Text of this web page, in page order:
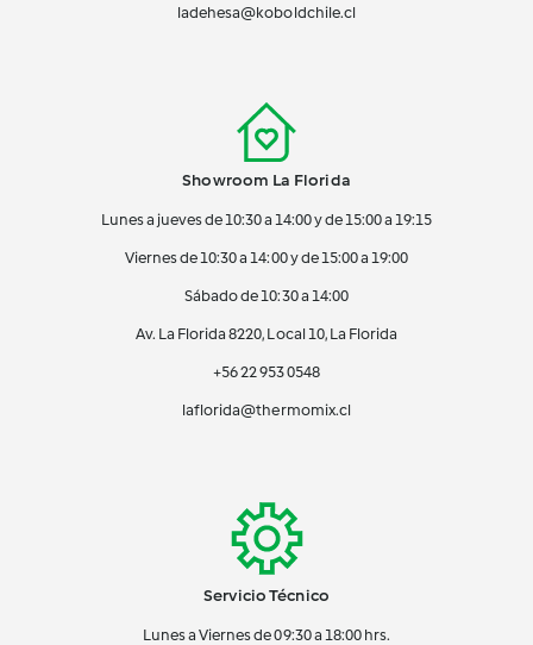
ladehesa@koboldchile.cl
Showroom La Florida
Lunes a jueves de 10:30 a 14:00 y de 15:00 a 19:15
Viernes de 10:30 a 14:00 y de 15:00 a 19:00
Sábado de 10:30 a 14:00
Av. La Florida 8220, Local 10, La Florida
+56 22 953 0548
laflorida@thermomix.cl
Servicio Técnico
Lunes a Viernes de 09:30 a 18:00 hrs.